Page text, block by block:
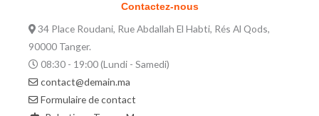
Contactez-nous
34 Place Roudani, Rue Abdallah El Habti, Rés Al Qods,
90000 Tanger.
08:30 - 19:00 (Lundi - Samedi)
contact@demain.ma
Formulaire de contact